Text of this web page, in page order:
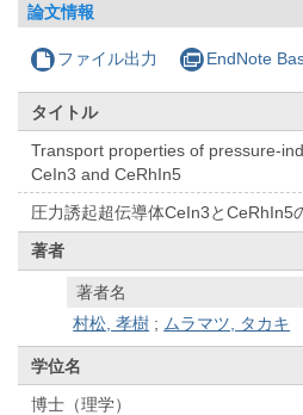
論文情報
ファイル出力 EndNote
タイトル
Transport properties of pressure-
CeIn3 and CeRhIn5
圧力誘起超伝導体CeIn3とCeRhIn5
著者
著者名
村松, 孝樹 ; ムラマツ, タカキ
学位名
博士（理学）